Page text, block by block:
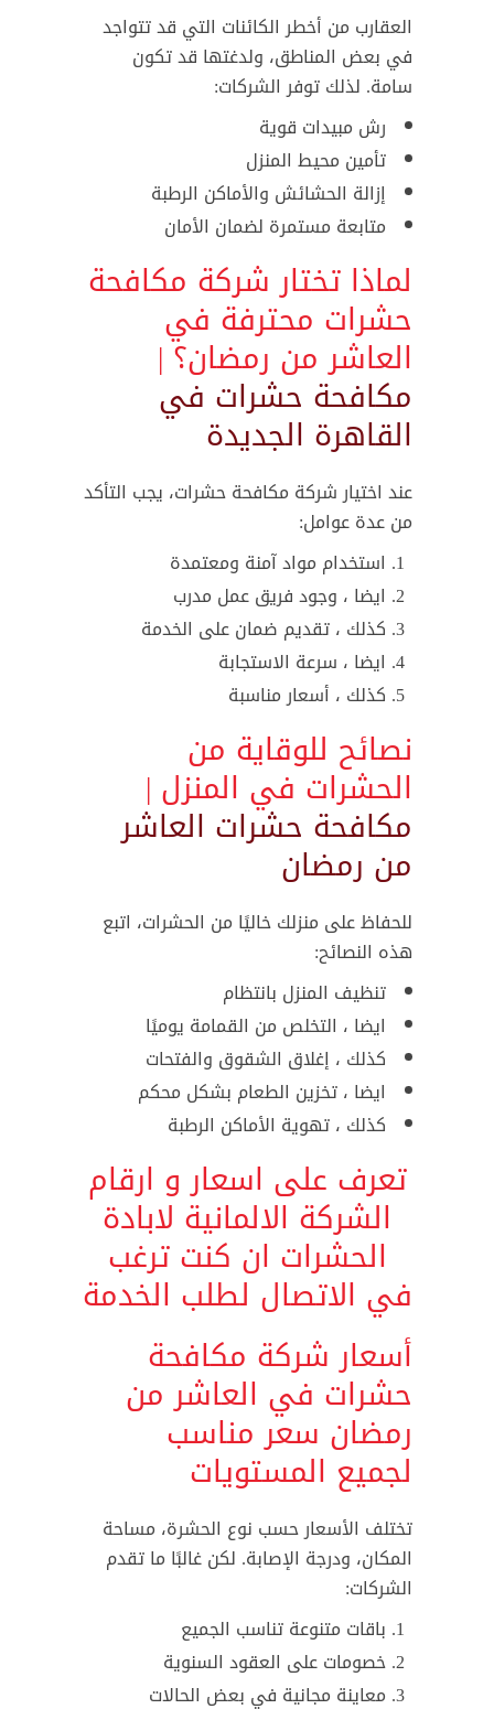
العقارب من أخطر الكائنات التي قد تتواجد
في بعض المناطق، ولدغتها قد تكون
سامة. لذلك توفر الشركات:
رش مبيدات قوية
تأمين محيط المنزل
إزالة الحشائش والأماكن الرطبة
متابعة مستمرة لضمان الأمان
لماذا تختار شركة مكافحة
حشرات محترفة في
العاشر من رمضان؟ |
مكافحة حشرات في
القاهرة الجديدة
عند اختيار شركة مكافحة حشرات، يجب التأكد
من عدة عوامل:
استخدام مواد آمنة ومعتمدة
ايضا ، وجود فريق عمل مدرب
كذلك ، تقديم ضمان على الخدمة
ايضا ، سرعة الاستجابة
كذلك ، أسعار مناسبة
نصائح للوقاية من
الحشرات في المنزل |
مكافحة حشرات العاشر
من رمضان
للحفاظ على منزلك خاليًا من الحشرات، اتبع
هذه النصائح:
تنظيف المنزل بانتظام
ايضا ، التخلص من القمامة يوميًا
كذلك ، إغلاق الشقوق والفتحات
ايضا ، تخزين الطعام بشكل محكم
كذلك ، تهوية الأماكن الرطبة
تعرف على اسعار و ارقام
الشركة الالمانية لابادة
الحشرات ان كنت ترغب
في الاتصال لطلب الخدمة
أسعار شركة مكافحة
حشرات في العاشر من
رمضان سعر مناسب
لجميع المستويات
تختلف الأسعار حسب نوع الحشرة، مساحة
المكان، ودرجة الإصابة. لكن غالبًا ما تقدم
الشركات:
باقات متنوعة تناسب الجميع
خصومات على العقود السنوية
معاينة مجانية في بعض الحالات